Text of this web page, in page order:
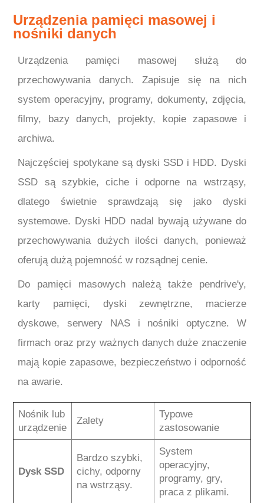
Urządzenia pamięci masowej i
nośniki danych
Urządzenia pamięci masowej służą do
przechowywania danych. Zapisuje się na nich
system operacyjny, programy, dokumenty, zdjęcia,
filmy, bazy danych, projekty, kopie zapasowe i
archiwa.
Najczęściej spotykane są dyski SSD i HDD. Dyski
SSD są szybkie, ciche i odporne na wstrząsy,
dlatego świetnie sprawdzają się jako dyski
systemowe. Dyski HDD nadal bywają używane do
przechowywania dużych ilości danych, ponieważ
oferują dużą pojemność w rozsądnej cenie.
Do pamięci masowych należą także pendrive'y,
karty pamięci, dyski zewnętrzne, macierze
dyskowe, serwery NAS i nośniki optyczne. W
firmach oraz przy ważnych danych duże znaczenie
mają kopie zapasowe, bezpieczeństwo i odporność
na awarie.
Nośnik lub
urządzenie
Zalety
Typowe
zastosowanie
Dysk SSD
Bardzo szybki,
cichy, odporny
na wstrząsy.
System
operacyjny,
programy, gry,
praca z plikami.